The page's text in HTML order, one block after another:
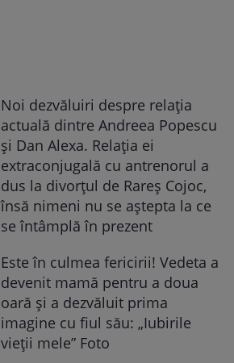
Noi dezvăluiri despre relația
actuală dintre Andreea Popescu
și Dan Alexa. Relația ei
extraconjugală cu antrenorul a
dus la divorțul de Rareș Cojoc,
însă nimeni nu se aștepta la ce
se întâmplă în prezent
Este în culmea fericirii! Vedeta a
devenit mamă pentru a doua
oară și a dezvăluit prima
imagine cu fiul său: „Iubirile
vieții mele” Foto